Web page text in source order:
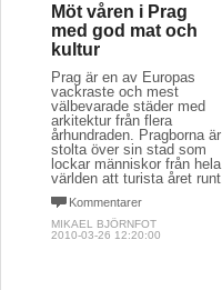
Möt våren i Prag
med god mat och
kultur
Prag är en av Europas
vackraste och mest
välbevarade städer med
arkitektur från flera
århundraden. Pragborna är
stolta över sin stad som
lockar människor från hela
världen att turista året runt.
Kommentarer
MIKAEL BJÖRNFOT
2010-03-26 12:20:00